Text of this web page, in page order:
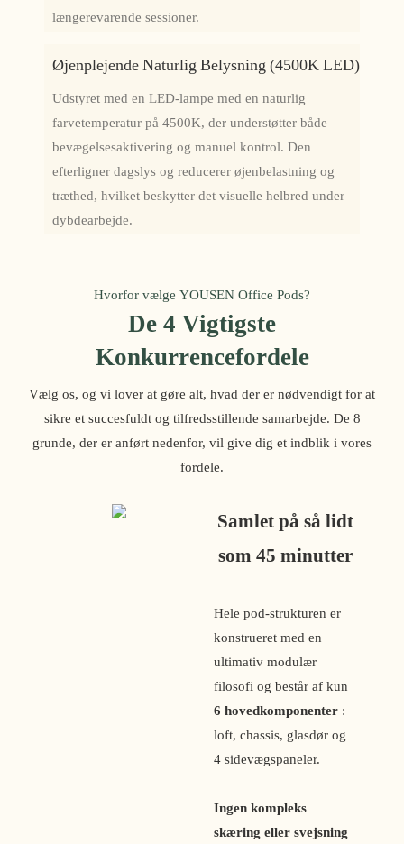
længerevarende sessioner.
Øjenplejende Naturlig Belysning (4500K LED)
Udstyret med en LED-lampe med en naturlig
farvetemperatur på 4500K, der understøtter både
bevægelsesaktivering og manuel kontrol. Den
efterligner dagslys og reducerer øjenbelastning og
træthed, hvilket beskytter det visuelle helbred under
dybdearbejde.
Hvorfor vælge YOUSEN Office Pods?
De 4 Vigtigste
Konkurrencefordele
Vælg os, og vi lover at gøre alt, hvad der er nødvendigt for at
sikre et succesfuldt og tilfredsstillende samarbejde. De 8
grunde, der er anført nedenfor, vil give dig et indblik i vores
fordele.
Samlet på så lidt
som 45 minutter
Hele pod-strukturen er
konstrueret med en
ultimativ modulær
filosofi og består af kun
6 hovedkomponenter :
loft, chassis, glasdør og
4 sidevægspaneler.
Ingen kompleks
skæring eller svejsning